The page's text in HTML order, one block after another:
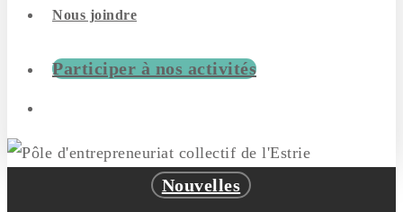
Nous joindre
Participer à nos activités
Nouvelles